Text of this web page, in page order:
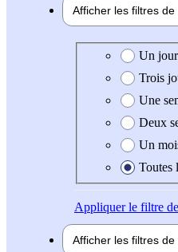
Afficher les filtres de
Date de création
Un jour
Trois
Une
Deux
Un
Toutes
Appliquerle filtre
Afficher les filtres de